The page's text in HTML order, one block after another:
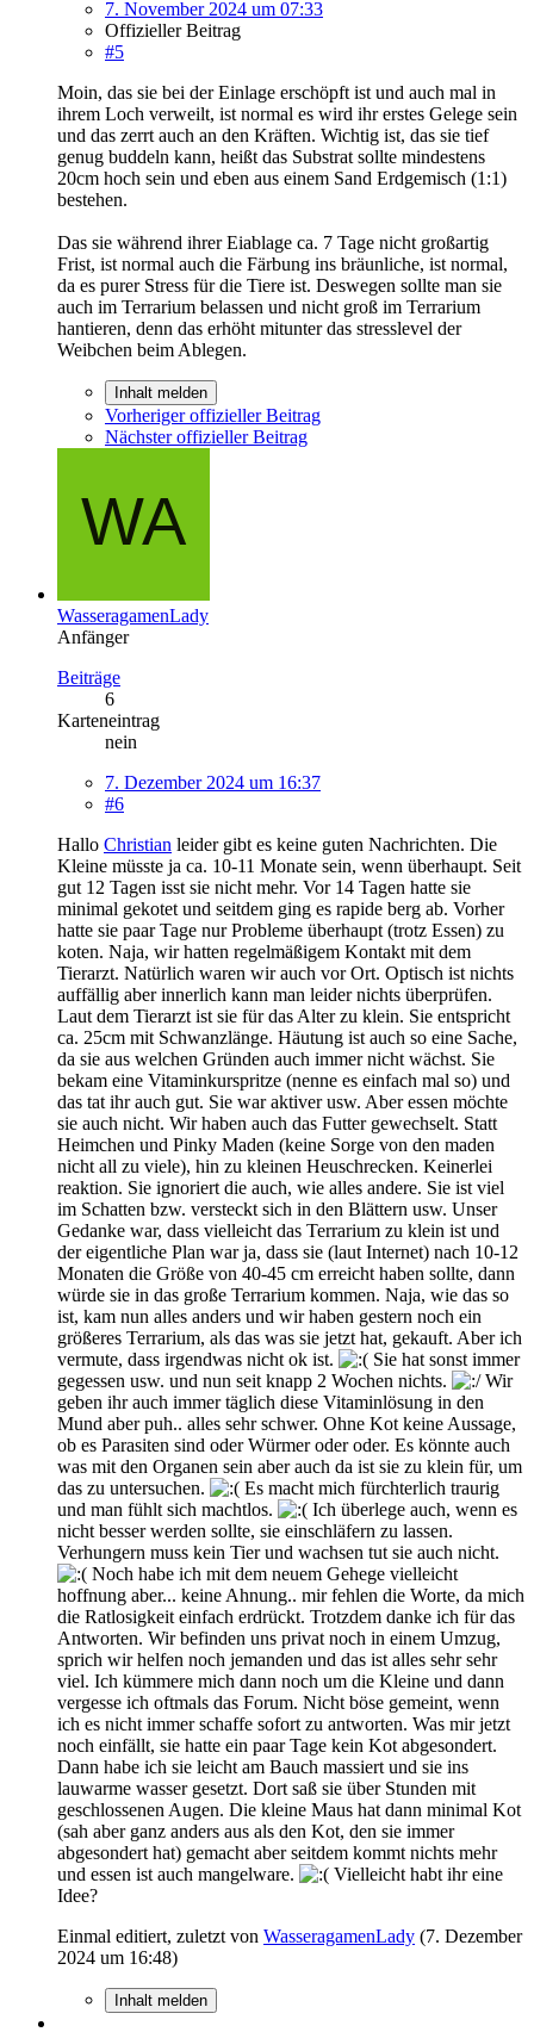
7. November 2024 um 07:33
Offizieller Beitrag
#5
Moin, das sie bei der Einlage erschöpft ist und auch mal in
ihrem Loch verweilt, ist normal es wird ihr erstes Gelege sein
und das zerrt auch an den Kräften. Wichtig ist, das sie tief
genug buddeln kann, heißt das Substrat sollte mindestens
20cm hoch sein und eben aus einem Sand Erdgemisch (1:1)
bestehen.
Das sie während ihrer Eiablage ca. 7 Tage nicht großartig
Frist, ist normal auch die Färbung ins bräunliche, ist normal,
da es purer Stress für die Tiere ist. Deswegen sollte man sie
auch im Terrarium belassen und nicht groß im Terrarium
hantieren, denn das erhöht mitunter das stresslevel der
Weibchen beim Ablegen.
Inhalt melden
Vorheriger offizieller Beitrag
Nächster offizieller Beitrag
WasseragamenLady
Anfänger
Beiträge
6
Karteneintrag
nein
7. Dezember 2024 um 16:37
#6
Hallo Christian leider gibt es keine guten Nachrichten. Die
Kleine müsste ja ca. 10-11 Monate sein, wenn überhaupt. Seit
gut 12 Tagen isst sie nicht mehr. Vor 14 Tagen hatte sie
minimal gekotet und seitdem ging es rapide berg ab. Vorher
hatte sie paar Tage nur Probleme überhaupt (trotz Essen) zu
koten. Naja, wir hatten regelmäßigem Kontakt mit dem
Tierarzt. Natürlich waren wir auch vor Ort. Optisch ist nichts
auffällig aber innerlich kann man leider nichts überprüfen.
Laut dem Tierarzt ist sie für das Alter zu klein. Sie entspricht
ca. 25cm mit Schwanzlänge. Häutung ist auch so eine Sache,
da sie aus welchen Gründen auch immer nicht wächst. Sie
bekam eine Vitaminkurspritze (nenne es einfach mal so) und
das tat ihr auch gut. Sie war aktiver usw. Aber essen möchte
sie auch nicht. Wir haben auch das Futter gewechselt. Statt
Heimchen und Pinky Maden (keine Sorge von den maden
nicht all zu viele), hin zu kleinen Heuschrecken. Keinerlei
reaktion. Sie ignoriert die auch, wie alles andere. Sie ist viel
im Schatten bzw. versteckt sich in den Blättern usw. Unser
Gedanke war, dass vielleicht das Terrarium zu klein ist und
der eigentliche Plan war ja, dass sie (laut Internet) nach 10-12
Monaten die Größe von 40-45 cm erreicht haben sollte, dann
würde sie in das große Terrarium kommen. Naja, wie das so
ist, kam nun alles anders und wir haben gestern noch ein
größeres Terrarium, als das was sie jetzt hat, gekauft. Aber ich
vermute, dass irgendwas nicht ok ist.
Sie hat sonst immer
gegessen usw. und nun seit knapp 2 Wochen nichts.
Wir
geben ihr auch immer täglich diese Vitaminlösung in den
Mund aber puh.. alles sehr schwer. Ohne Kot keine Aussage,
ob es Parasiten sind oder Würmer oder oder. Es könnte auch
was mit den Organen sein aber auch da ist sie zu klein für, um
das zu untersuchen.
Es macht mich fürchterlich traurig
und man fühlt sich machtlos.
Ich überlege auch, wenn es
nicht besser werden sollte, sie einschläfern zu lassen.
Verhungern muss kein Tier und wachsen tut sie auch nicht.
Noch habe ich mit dem neuem Gehege vielleicht
hoffnung aber... keine Ahnung.. mir fehlen die Worte, da mich
die Ratlosigkeit einfach erdrückt. Trotzdem danke ich für das
Antworten. Wir befinden uns privat noch in einem Umzug,
sprich wir helfen noch jemanden und das ist alles sehr sehr
viel. Ich kümmere mich dann noch um die Kleine und dann
vergesse ich oftmals das Forum. Nicht böse gemeint, wenn
ich es nicht immer schaffe sofort zu antworten. Was mir jetzt
noch einfällt, sie hatte ein paar Tage kein Kot abgesondert.
Dann habe ich sie leicht am Bauch massiert und sie ins
lauwarme wasser gesetzt. Dort saß sie über Stunden mit
geschlossenen Augen. Die kleine Maus hat dann minimal Kot
(sah aber ganz anders aus als den Kot, den sie immer
abgesondert hat) gemacht aber seitdem kommt nichts mehr
und essen ist auch mangelware.
Vielleicht habt ihr eine
Idee?
Einmal editiert, zuletzt von WasseragamenLady (7. Dezember
2024 um 16:48)
Inhalt melden